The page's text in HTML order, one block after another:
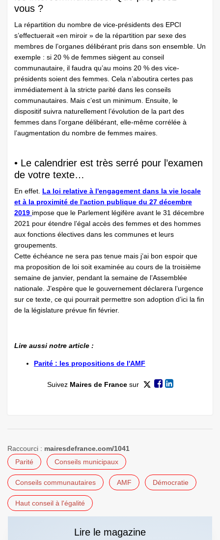
vous ?
La répartition du nombre de vice-présidents des EPCI
s’effectuerait «en miroir » de la répartition par sexe des
membres de l’organes délibérant pris dans son ensemble. Un
exemple : si 20 % de femmes siègent au conseil
communautaire, il faudra qu’au moins 20 % des vice-
présidents soient des femmes. Cela n’aboutira certes pas
immédiatement à la stricte parité dans les conseils
communautaires. Mais c’est un minimum. Ensuite, le
dispositif suivra naturellement l’évolution de la part des
femmes dans l’organe délibérant, elle-même corrélée à
l’augmentation du nombre de femmes maires.
• Le calendrier est très serré pour l’examen
de votre texte…
En effet. La loi relative à l'engagement dans la vie locale
et à la proximité de l'action publique du 27 décembre
2019 impose que le Parlement légifère avant le 31 décembre
2021 pour étendre l’égal accès des femmes et des hommes
aux fonctions électives dans les communes et leurs
groupements.
Cette échéance ne sera pas tenue mais j’ai bon espoir que
ma proposition de loi soit examinée au cours de la troisième
semaine de janvier, pendant la semaine de l’Assemblée
nationale. J’espère que le gouvernement déclarera l’urgence
sur ce texte, ce qui pourrait permettre son adoption d’ici la fin
de la législature prévue fin février.
Lire aussi notre article :
Parité : les propositions de l'AMF
Suivez Maires de Francesur
Raccourci : mairesdefrance.com/1041
Parité
Conseils municipaux
Conseils communautaires AMF Démocratie
Haut conseil à l'égalité
Lire le magazine